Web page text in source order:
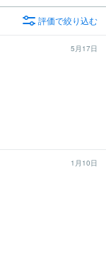
評価で絞り込む
5月17日
1月10日